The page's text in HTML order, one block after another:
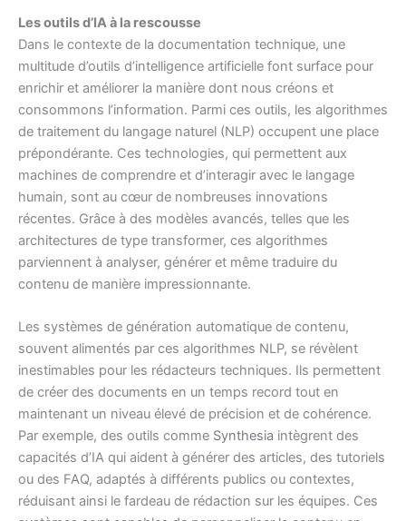
Les outils d’IA à la rescousse
Dans le contexte de la documentation technique, une
multitude d’outils d’intelligence artificielle font surface pour
enrichir et améliorer la manière dont nous créons et
consommons l’information. Parmi ces outils, les algorithmes
de traitement du langage naturel (NLP) occupent une place
prépondérante. Ces technologies, qui permettent aux
machines de comprendre et d’interagir avec le langage
humain, sont au cœur de nombreuses innovations
récentes. Grâce à des modèles avancés, telles que les
architectures de type transformer, ces algorithmes
parviennent à analyser, générer et même traduire du
contenu de manière impressionnante.
Les systèmes de génération automatique de contenu,
souvent alimentés par ces algorithmes NLP, se révèlent
inestimables pour les rédacteurs techniques. Ils permettent
de créer des documents en un temps record tout en
maintenant un niveau élevé de précision et de cohérence.
Par exemple, des outils comme Synthesia intègrent des
capacités d’IA qui aident à générer des articles, des tutoriels
ou des FAQ, adaptés à différents publics ou contextes,
réduisant ainsi le fardeau de rédaction sur les équipes. Ces